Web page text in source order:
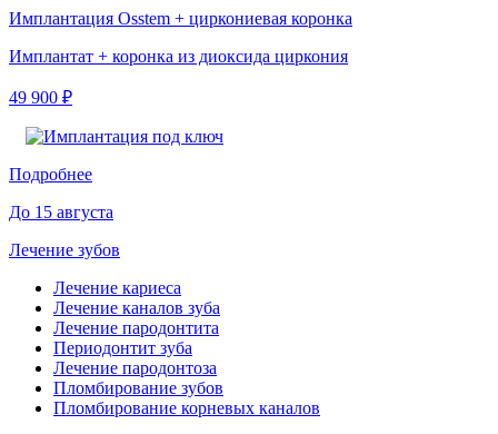
Имплантация Osstem + циркониевая коронка
Имплантат + коронка из диоксида циркония
49 900 ₽
Подробнее
До 15 августа
Лечение зубов
Лечение кариеса
Лечение каналов зуба
Лечение пародонтита
Периодонтит зуба
Лечение пародонтоза
Пломбирование зубов
Пломбирование корневых каналов